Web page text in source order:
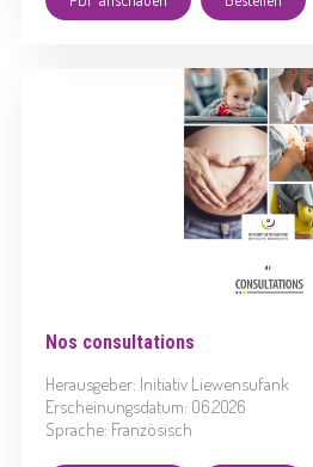
Nos consultations
Herausgeber: Initiativ Liewensufank
Erscheinungsdatum: 06.2026
Sprache: Französisch